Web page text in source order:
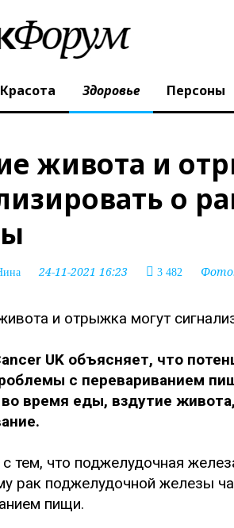
Красота Здоровье Персоны
живота и
о
24-11-2021 16:23 3 482
UK объясняет, что
с перевариванием
время еды, вздутие
тем, что поджелудочная
рак поджелудочной железы
пищи.